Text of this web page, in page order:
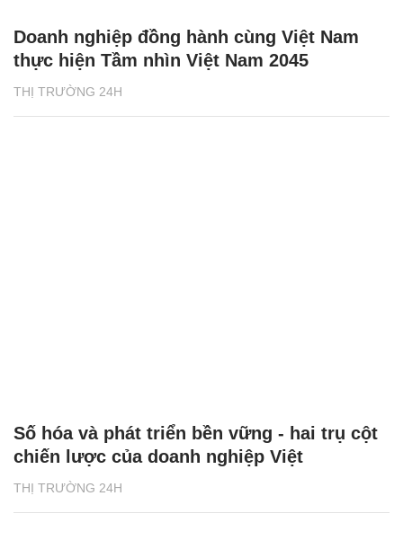
THỊ TRƯỜNG 24H
Doanh nghiệp đồng hành cùng Việt Nam
thực hiện Tầm nhìn Việt Nam 2045
THỊ TRƯỜNG 24H
Số hóa và phát triển bền vững - hai trụ cột
chiến lược của doanh nghiệp Việt